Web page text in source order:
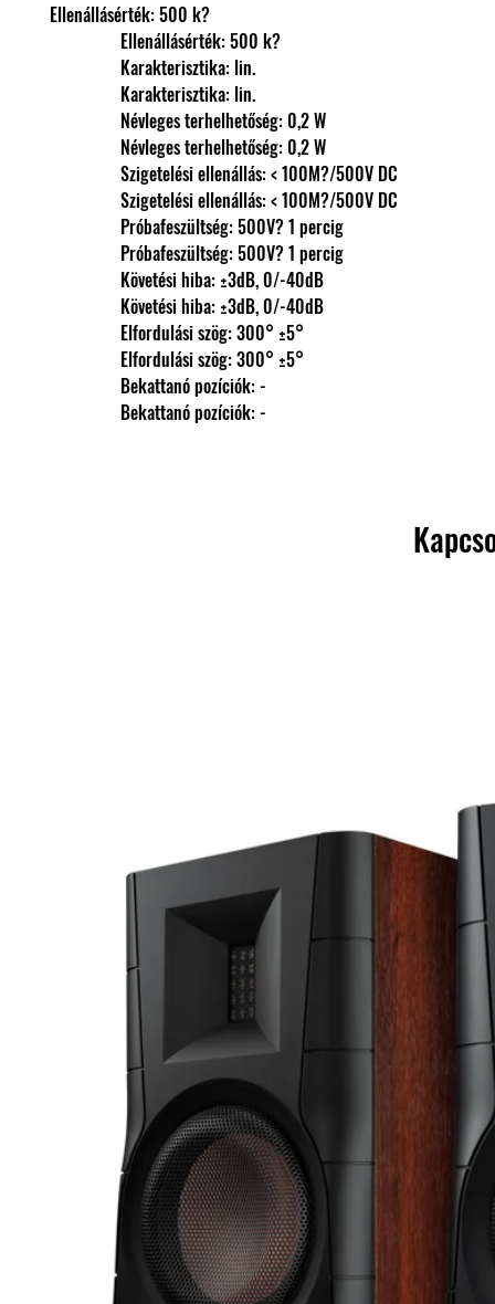
Ellenállásérték: 500 k?
                Ellenállásérték: 500 k?
                Karakterisztika: lin.
                Karakterisztika: lin.
                Névleges terhelhetőség: 0,2 W
                Névleges terhelhetőség: 0,2 W
                Szigetelési ellenállás: < 100M?/500V DC
                Szigetelési ellenállás: < 100M?/500V DC
                Próbafeszültség: 500V? 1 percig
                Próbafeszültség: 500V? 1 percig
                Követési hiba: ±3dB, 0/-40dB
                Követési hiba: ±3dB, 0/-40dB
                Elfordulási szög: 300° ±5°
                Elfordulási szög: 300° ±5°
                Bekattanó pozíciók: -
                Bekattanó pozíciók: -